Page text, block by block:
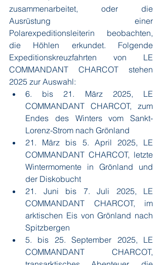
zusammenarbeitet, oder die
Ausrüstung einer
Polarexpeditionsleiterin beobachten,
die Höhlen erkundet. Folgende
Expeditionskreuzfahrten von LE
COMMANDANT CHARCOT stehen
2025 zur Auswahl:
6. bis 21. März 2025, LE
COMMANDANT CHARCOT, zum
Endes des Winters vom Sankt-
Lorenz-Strom nach Grönland
21. März bis 5. April 2025, LE
COMMANDANT CHARCOT, letzte
Wintermomente in Grönland und
der Diskobucht
21. Juni bis 7. Juli 2025, LE
COMMANDANT CHARCOT, im
arktischen Eis von Grönland nach
Spitzbergen
5. bis 25. September 2025, LE
COMMANDANT CHARCOT,